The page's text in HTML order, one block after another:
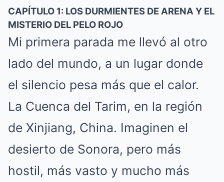
CAPÍTULO 1: LOS DURMIENTES DE ARENA Y EL
MISTERIO DEL PELO ROJO
Mi primera parada me llevó al otro
lado del mundo, a un lugar donde
el silencio pesa más que el calor.
La Cuenca del Tarim, en la región
de Xinjiang, China. Imaginen el
desierto de Sonora, pero más
hostil, más vasto y mucho más